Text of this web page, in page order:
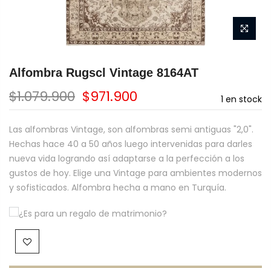
Alfombra Rugscl Vintage 8164AT
1 en stock
$1.079.900 $971.900
Las alfombras Vintage, son alfombras semi antiguas "2,0".
Hechas hace 40 a 50 años luego intervenidas para darles
nueva vida logrando así adaptarse a la perfección a los
gustos de hoy. Elige una Vintage para ambientes modernos
y sofisticados. Alfombra hecha a mano en Turquía.
¿Es para un regalo de matrimonio?